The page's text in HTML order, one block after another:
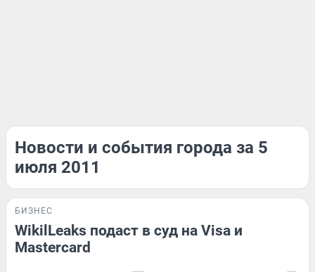
Новости и события города за 5
июля 2011
БИЗНЕС
WikilLeaks подаст в суд на Visa и
Mastercard